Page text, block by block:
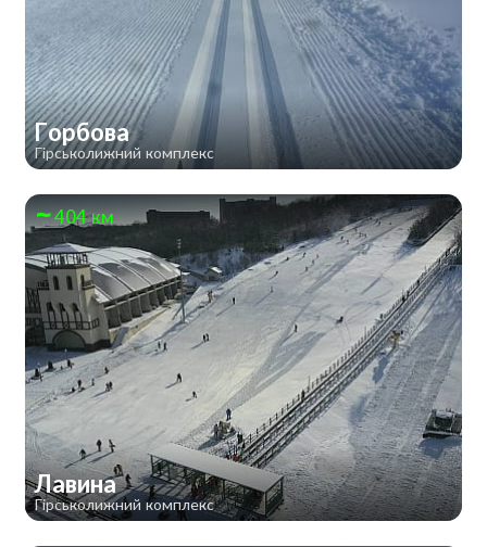
Горбова
Гірськолижний комплекс
404 км
Лавина
Гірськолижний комплекс